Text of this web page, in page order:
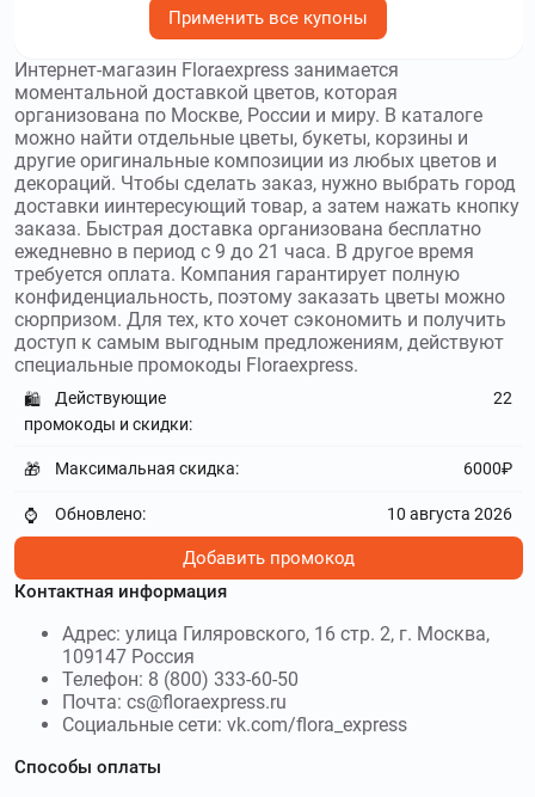
Применить все купоны
Интернет-магазин Floraexpress занимается
моментальной доставкой цветов, которая
организована по Москве, России и миру. В каталоге
можно найти отдельные цветы, букеты, корзины и
другие оригинальные композиции из любых цветов и
декораций. Чтобы сделать заказ, нужно выбрать город
доставки иинтересующий товар, а затем нажать кнопку
заказа. Быстрая доставка организована бесплатно
ежедневно в период с 9 до 21 часа. В другое время
требуется оплата. Компания гарантирует полную
конфиденциальность, поэтому заказать цветы можно
сюрпризом. Для тех, кто хочет сэкономить и получить
доступ к самым выгодным предложениям, действуют
специальные промокоды Floraexpress.
🛍️
Действующие
промокоды и скидки:
22
🎁 Максимальная скидка: 6000₽
⌚ Обновлено: 10 августа 2026
Добавить промокод
Контактная информация
Адрес: улица Гиляровского, 16 стр. 2, г. Москва,
109147 Россия
Телефон: 8 (800) 333-60-50
Почта: cs@floraexpress.ru
Социальные сети: vk.com/flora_express
Способы оплаты